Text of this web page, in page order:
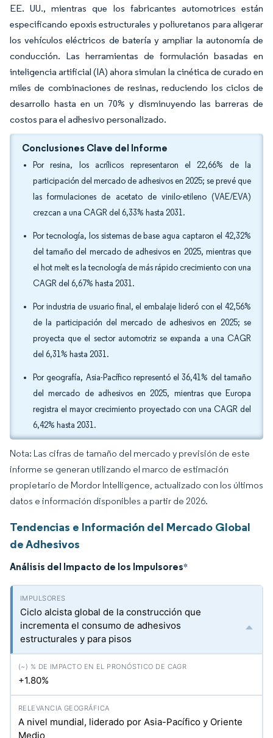
EE. UU., mientras que los fabricantes automotrices están
especificando epoxis estructurales y poliuretanos para aligerar
los vehículos eléctricos de batería y ampliar la autonomía de
conducción. Las herramientas de formulación basadas en
inteligencia artificial (IA) ahora simulan la cinética de curado en
miles de combinaciones de resinas, reduciendo los ciclos de
desarrollo hasta en un 70% y disminuyendo las barreras de
costos para el adhesivo personalizado.
Conclusiones Clave del Informe
Por resina, los acrílicos representaron el 22,66% de la
participación del mercado de adhesivos en 2025; se prevé que
las formulaciones de acetato de vinilo-etileno (VAE/EVA)
crezcan a una CAGR del 6,33% hasta 2031.
Por tecnología, los sistemas de base agua captaron el 42,32%
del tamaño del mercado de adhesivos en 2025, mientras que
el hot melt es la tecnología de más rápido crecimiento con una
CAGR del 6,67% hasta 2031.
Por industria de usuario final, el embalaje lideró con el 42,56%
de la participación del mercado de adhesivos en 2025; se
proyecta que el sector automotriz se expanda a una CAGR
del 6,31% hasta 2031.
Por geografía, Asia-Pacífico representó el 36,41% del tamaño
del mercado de adhesivos en 2025, mientras que Europa
registra el mayor crecimiento proyectado con una CAGR del
6,42% hasta 2031.
Nota: Las cifras de tamaño del mercado y previsión de este
informe se generan utilizando el marco de estimación
propietario de Mordor Intelligence, actualizado con los últimos
datos e información disponibles a partir de 2026.
Tendencias e Información del Mercado Global
de Adhesivos
Análisis del Impacto de los Impulsores*
Ciclo alcista global de la construcción que
incrementa el consumo de adhesivos
estructurales y para pisos
+1.80%
A nivel mundial, liderado por Asia-Pacífico y Oriente
Medio